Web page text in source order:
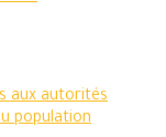
aux autorités
population